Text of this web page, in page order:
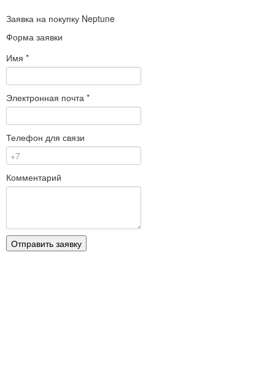
Заявка на покупку Neptune
Форма заявки
Имя *
Электронная почта *
Телефон для связи
Комментарий
Отправить заявку